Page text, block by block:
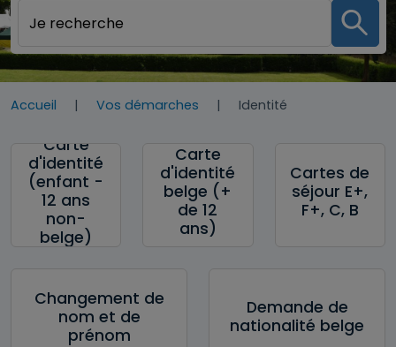
Accueil Vos démarches Identité
Carte
d'identité
(enfant -
12 ans
non-
belge)
Carte
d'identité
belge (+
de 12
ans)
Cartes de
séjour E+,
F+, C, B
Changement de
nom et de
prénom
Demande de
nationalité belge